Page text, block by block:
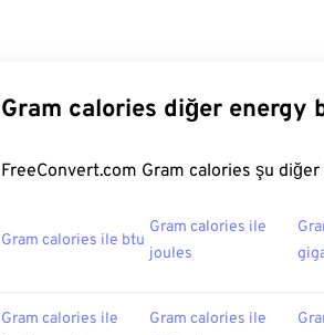
Gram calories diğer
FreeConvert.com Gram calories şu
Gram calories ile btu
Gram calories ile
joules
Gram calories ile
Gram calories ile